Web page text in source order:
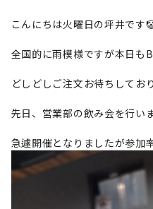
こんにちは火曜日の坪井です
全国的に雨模様ですが本日も
どしどしご注文お待ちしてお
先日、営業部の飲み会を行い
急遽開催となりましたが参加